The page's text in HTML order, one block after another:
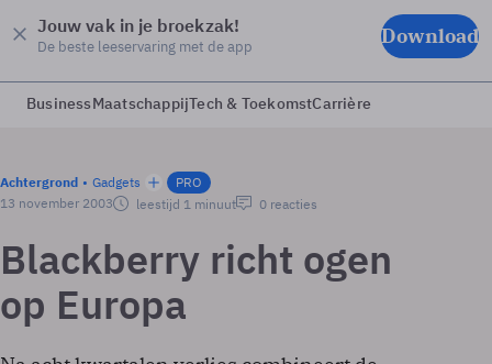
Jouw vak in je broekzak!
De beste leeservaring met de app Download
BusinessMaatschappijTech & ToekomstCarrière
Achtergrond Gadgets
PRO
13 november 2003
leestijd 1 minuut 0 reacties
Blackberry richt ogen
op Europa